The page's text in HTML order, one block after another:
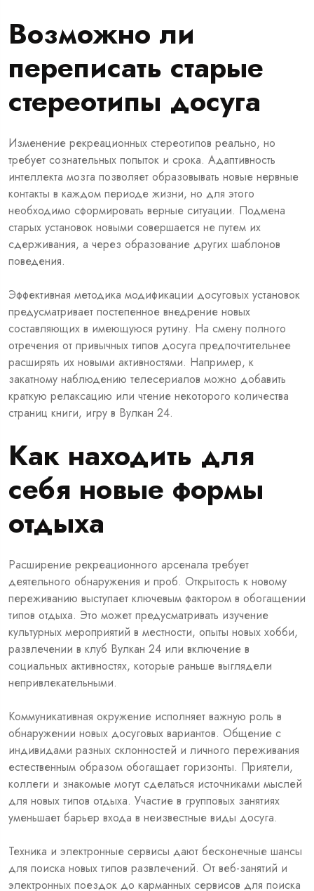
Возможно ли
переписать старые
стереотипы досуга
Изменение рекреационных стереотипов реально, но
требует сознательных попыток и срока. Адаптивность
интеллекта мозга позволяет образовывать новые нервные
контакты в каждом периоде жизни, но для этого
необходимо сформировать верные ситуации. Подмена
старых установок новыми совершается не путем их
сдерживания, а через образование других шаблонов
поведения.
Эффективная методика модификации досуговых установок
предусматривает постепенное внедрение новых
составляющих в имеющуюся рутину. На смену полного
отречения от привычных типов досуга предпочтительнее
расширять их новыми активностями. Например, к
закатному наблюдению телесериалов можно добавить
краткую релаксацию или чтение некоторого количества
страниц книги, игру в Вулкан 24.
Как находить для
себя новые формы
отдыха
Расширение рекреационного арсенала требует
деятельного обнаружения и проб. Открытость к новому
переживанию выступает ключевым фактором в обогащении
типов отдыха. Это может предусматривать изучение
культурных мероприятий в местности, опыты новых хобби,
развлечении в клуб Вулкан 24 или включение в
социальных активностях, которые раньше выглядели
непривлекательными.
Коммуникативная окружение исполняет важную роль в
обнаружении новых досуговых вариантов. Общение с
индивидами разных склонностей и личного переживания
естественным образом обогащает горизонты. Приятели,
коллеги и знакомые могут сделаться источниками мыслей
для новых типов отдыха. Участие в групповых занятиях
уменьшает барьер входа в неизвестные виды досуга.
Техника и электронные сервисы дают бесконечные шансы
для поиска новых типов развлечений. От веб-занятий и
электронных поездок до карманных сервисов для поиска